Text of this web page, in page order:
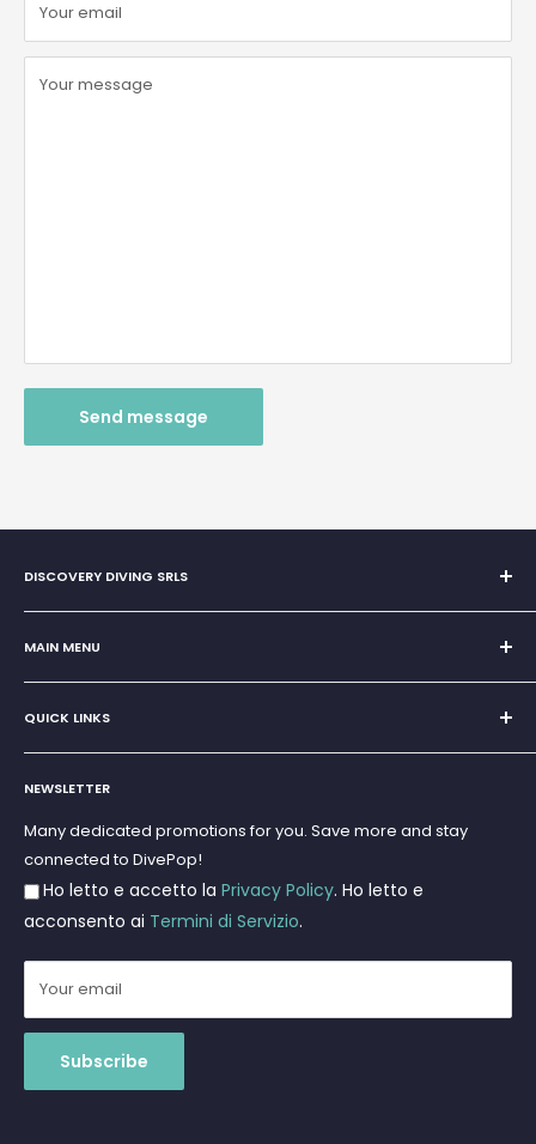
Your email
Your message
Send message
DISCOVERY DIVING SRLS
Sole Proprietorship of Giovanni Chiera di Vasco
San Teodoro, Marina di Puntaldia 07052
MAIN MENU
Home
Super Offer
Brands
Scuba diving
Freediving and Spearfishing
Gift Cards
QUICK LINKS
Search
Terms and Conditions
Privacy Policy
Returns and Refunds
Shipments
NEWSLETTER
Many dedicated promotions for you. Save more and stay
connected to DivePop!
Ho letto e accetto la Privacy Policy. Ho letto e
acconsento ai Termini di Servizio.
Your email
Subscribe